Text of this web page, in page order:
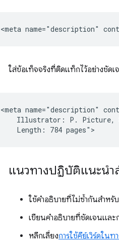
ใส่ข้อเท็จจริงที่ติดแท็กไว้อย่างชัดเ
<meta name="description"
Illustrator: P. Picture,
แนวทางปฏิบัติแนะนำ
ใช้คำอธิบายที่ไม่ซ้ำกันสำหรั
เขียนคำอธิบายที่ชัดเจนและ
หลีกเลี่ยงการใช้คีย์เวิร์ดในท